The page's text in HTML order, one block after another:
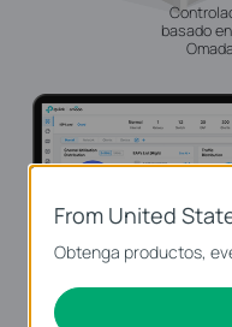
basado
Omada
From United
Obtenga productos,